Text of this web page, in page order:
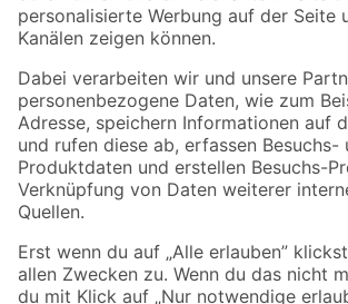
Folge uns
Zahlungsarten Versandarten
Sicher einkaufen